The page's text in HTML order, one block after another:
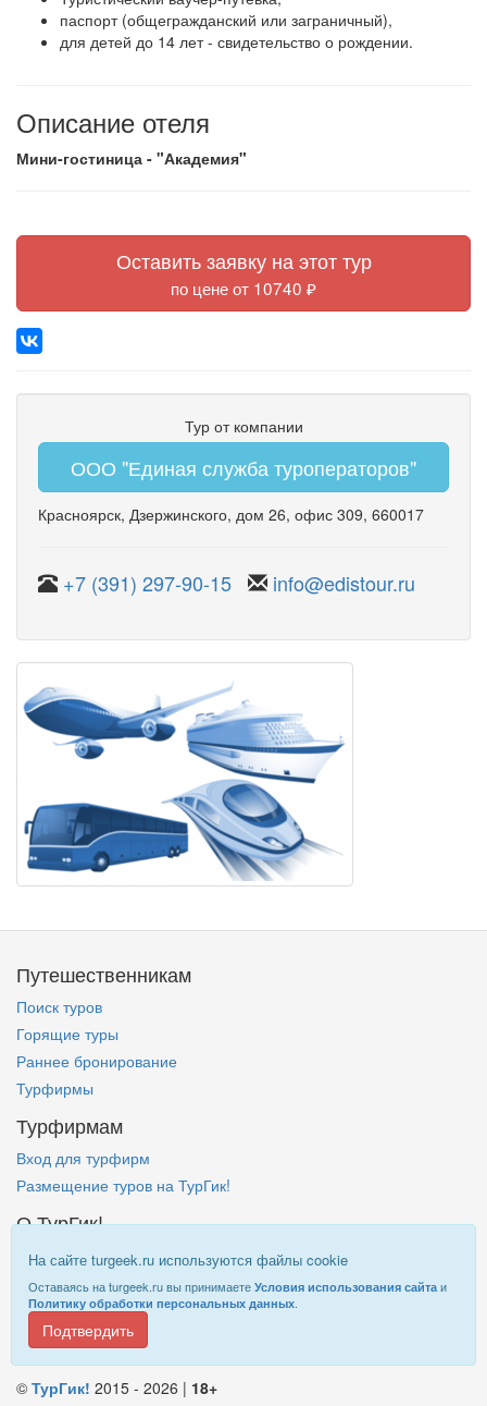
паспорт (общегражданский или заграничный),
для детей до 14 лет - свидетельство о рождении.
Описание отеля
Мини-гостиница - "Академия"
Оставить заявку на этот тур
по цене от 10740 ₽
Тур от компании
ООО "Единая служба туроператоров"
Красноярск, Дзержинского, дом 26, офис 309, 660017
+7 (391) 297-90-15 info@edistour.ru
На сайте turgeek.ru используются файлы cookie
Оставаясь на turgeek.ru вы принимаете Условия использования сайта и
Политику обработки персональных данных.
Подтвердить
Путешественникам
Поиск туров
Горящие туры
Раннее бронирование
Турфирмы
Турфирмам
Вход для турфирм
Размещение туров на ТурГик!
О ТурГик!
Кто такой ТурГик?
Правовая информация
Информация наTurGeek.ru
© ТурГик! 2015 - 2026 | 18+